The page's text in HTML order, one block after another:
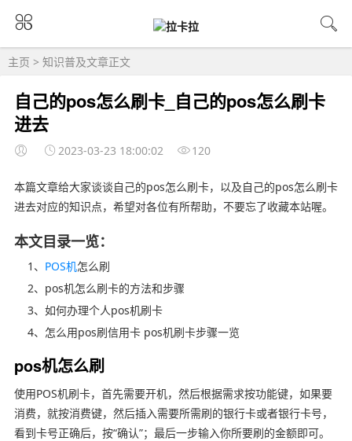
主页 > 知识普及文章正文
自己的pos怎么刷卡_自己的pos怎么刷卡
进去
2023-03-23 18:00:02 120
本篇文章给大家谈谈自己的pos怎么刷卡，以及自己的pos怎么刷卡
进去对应的知识点，希望对各位有所帮助，不要忘了收藏本站喔。
本文目录一览：
1、 POS机怎么刷
2、pos机怎么刷卡的方法和步骤
3、如何办理个人pos机刷卡
4、怎么用pos刷信用卡 pos机刷卡步骤一览
pos机怎么刷
使用POS机刷卡，首先需要开机，然后根据需求按功能键，如果要
消费，就按消费键，然后插入需要所需刷的银行卡或者银行卡号，
看到卡号正确后，按“确认”；最后一步输入你所要刷的金额即可。